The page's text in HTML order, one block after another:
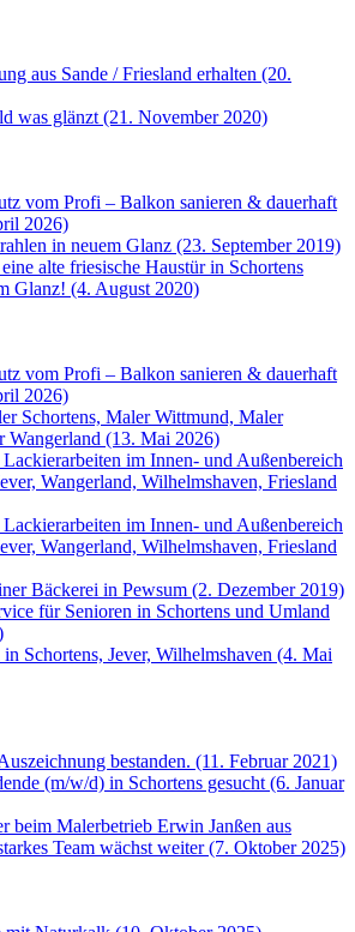
aus Sande / Friesland erhalten (20.
was glänzt (21. November 2020)
vom Profi – Balkon sanieren & dauerhaft
2026)
in neuem Glanz (23. September 2019)
alte friesische Haustür in Schortens
Glanz! (4. August 2020)
vom Profi – Balkon sanieren & dauerhaft
2026)
Schortens, Maler Wittmund, Maler
Wangerland (13. Mai 2026)
im Innen- und Außenbereich
Wangerland, Wilhelmshaven, Friesland
im Innen- und Außenbereich
Wangerland, Wilhelmshaven, Friesland
Bäckerei in Pewsum (2. Dezember 2019)
für Senioren in Schortens und Umland
in Schortens, Jever, Wilhelmshaven (4. Mai
bestanden. (11. Februar 2021)
(m/w/d) in Schortens gesucht (6. Januar
beim Malerbetrieb Erwin Janßen aus
Team wächst weiter (7. Oktober 2025)